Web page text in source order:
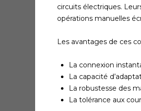
circuits électriques.
opérations manuelles
Les avantages de ces
La connexion
La capacité
La robustesse des
La tolérance aux